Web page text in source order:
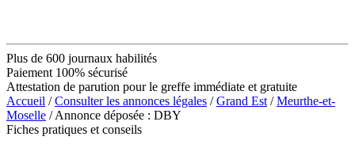
Plus de 600 journaux habilités
Paiement 100% sécurisé
Attestation de parution pour le greffe immédiate et gratuite
Accueil /Consulter les annonces légales /Grand Est /Meurthe-et-
Moselle / Annonce déposée : DBY
Fiches pratiques et conseils